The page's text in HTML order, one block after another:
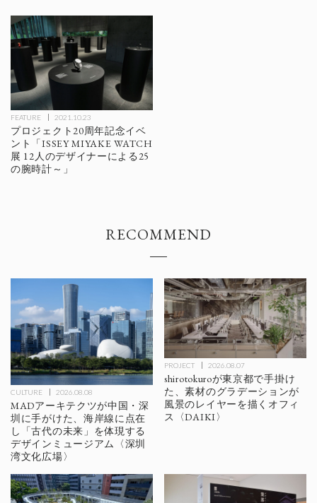
FEATURE 2021.10.23
プロジェクト20周年記念イベ
ント「ISSEY MIYAKE WATCH
展 12人のデザイナーによる25
の腕時計～」
RECOMMEND
CULTURE 2026.08.08
MADアーキテクツが中国・深
圳に手がけた、海岸線に点在
し「古代の未来」を体現する
デザインミュージアム〈深圳
湾文化広場〉
PROJECT 2026.08.07
shirotokuroが東京都で手掛け
た、素材のグラデーションが
風景のレイヤーを描くオフィ
ス〈DAIKI〉